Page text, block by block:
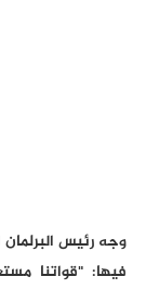
وجه رئيس البرلمان
فيها: "قواتنا